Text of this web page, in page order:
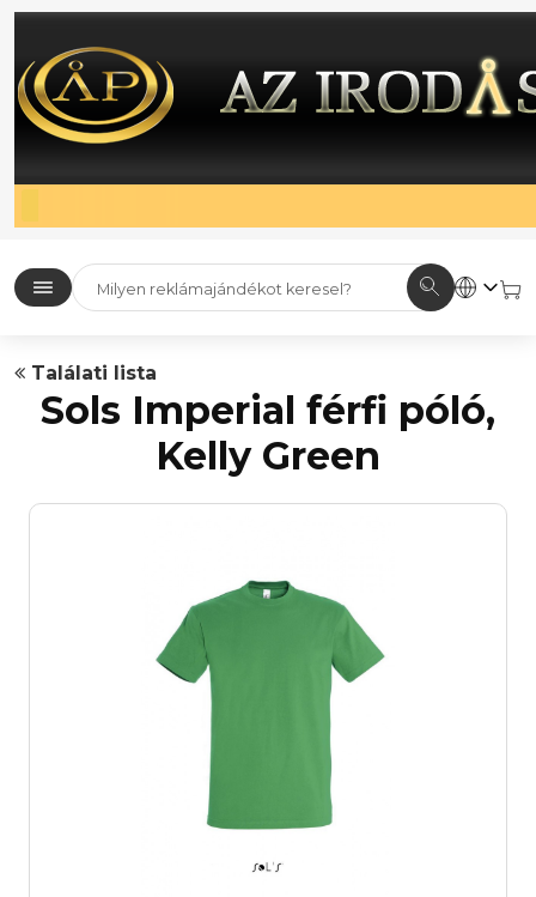
Találati lista
Sols Imperial férfi póló,
Kelly Green